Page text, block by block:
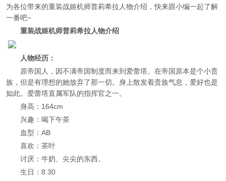
为各位带来的重装战姬机师普莉希拉人物介绍，快来跟小编一起了解
一番吧~
重装战姬机师普莉希拉人物介绍
人物经历：
原帝国人，因不满帝国制度而来到爱蕾塔。在帝国原本是个小贵
族，但是有理想的她放弃了那一切。身上散发着贵族气息，爱好也是
如此。爱蕾塔直属军队的指挥官之一。
身高：164cm
兴趣：喝下午茶
血型：AB
喜欢：茶叶
讨厌：牛奶、尖尖的东西。
生日：8.30